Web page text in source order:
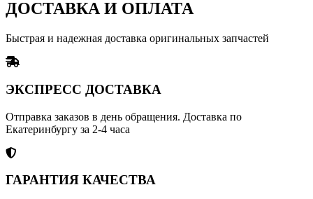
ДОСТАВКА И ОПЛАТА
Быстрая и надежная доставка оригинальных запчастей
ЭКСПРЕСС ДОСТАВКА
Отправка заказов в день обращения. Доставка по
Екатеринбургу за 2-4 часа
ГАРАНТИЯ КАЧЕСТВА